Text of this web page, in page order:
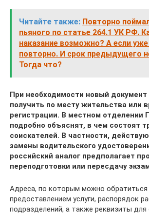
Читайте также: Повторно
пьяного по статье 264.1 УК РФ.
наказание возможно? А если
повторно. И срок предыдущего
Тогда что?
При необходимости новый
получить по месту жительства или
регистрации. В местном отделении
подробно объяснят, в чем состоят
соискателей. В частности,
замены водительского
российский аналог предполагает
переподготовки или пересдачу
Адреса, по которым можно обратиться
предоставлением услуги, распорядок
подразделений, а также реквизиты